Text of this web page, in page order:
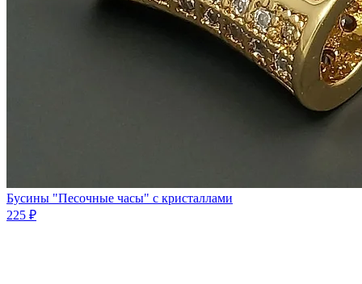
Бусины "Песочные часы" с кристаллами
225 ₽